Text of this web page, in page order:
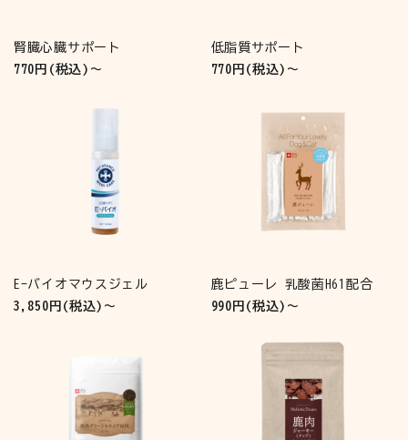
腎臓心臓サポート
770円(税込)～
低脂質サポート
770円(税込)～
E-バイオマウスジェル
3,850円(税込)～
鹿ピューレ 乳酸菌H61配合
990円(税込)～